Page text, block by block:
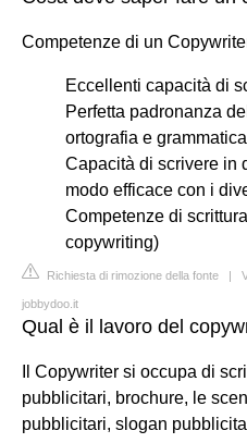
Competenze di un
Eccellenti capacità di
Perfetta padronanza
ortografia e
Capacità di scrivere in
modo efficace con i
Competenze di
copywriting)
Richiesta di rimozione della fonte |
jobbydoo.it
Qual è il lavoro del
Il Copywriter si occupa di
pubblicitari, brochure, le
pubblicitari, slogan